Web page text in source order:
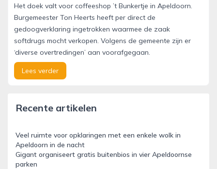
Het doek valt voor coffeeshop ’t Bunkertje in Apeldoorn.
Burgemeester Ton Heerts heeft per direct de
gedoogverklaring ingetrokken waarmee de zaak
softdrugs mocht verkopen. Volgens de gemeente zijn er
‘diverse overtredingen’ aan voorafgegaan.
Lees verder
Recente artikelen
Veel ruimte voor opklaringen met een enkele wolk in
Apeldoorn in de nacht
Gigant organiseert gratis buitenbios in vier Apeldoornse
parken